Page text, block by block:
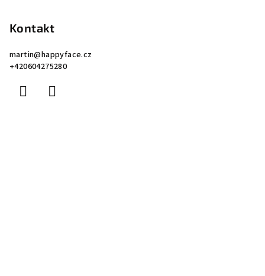
Kontakt
martin@happyface.cz
+420604275280